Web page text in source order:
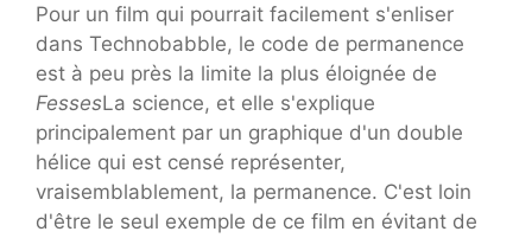
Pour un film qui pourrait facilement s'enliser
dans Technobabble, le code de permanence
est à peu près la limite la plus éloignée de
FessesLa science, et elle s'explique
principalement par un graphique d'un double
hélice qui est censé représenter,
vraisemblablement, la permanence. C'est loin
d'être le seul exemple de ce film en évitant de